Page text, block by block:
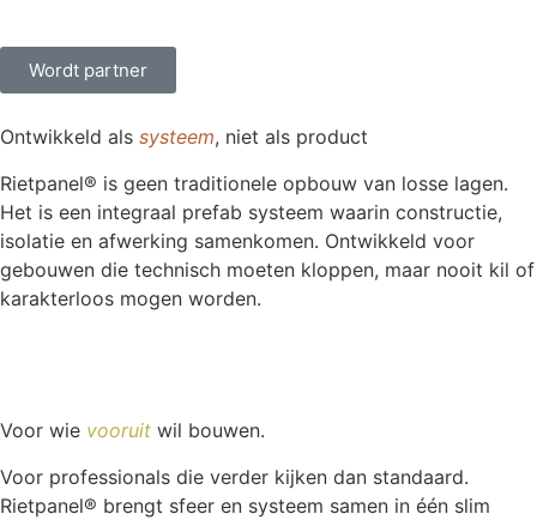
Wordt partner
Ontwikkeld als systeem, niet als product
Rietpanel® is geen traditionele opbouw van losse lagen.
Het is een integraal prefab systeem waarin constructie,
isolatie en afwerking samenkomen. Ontwikkeld voor
gebouwen die technisch moeten kloppen, maar nooit kil of
karakterloos mogen worden.
Voor wie vooruit wil bouwen.
Voor professionals die verder kijken dan standaard.
Rietpanel® brengt sfeer en systeem samen in één slim